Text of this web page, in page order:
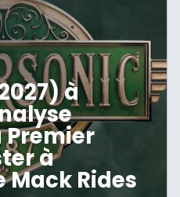
à
à
Mack Rides